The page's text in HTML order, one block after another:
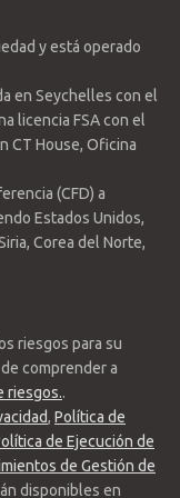
recuperar la
esperado
de tendencia
y está operado
en Seychelles con el
licencia FSA con el
CT House, Oficina
(CFD) a
Estados Unidos,
Corea del Norte,
riesgos para su
comprender a
riesgos..
, Política de
de Ejecución de
de Gestión de
disponibles en